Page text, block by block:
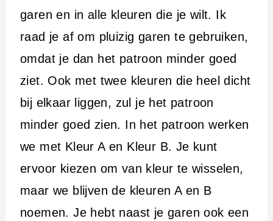
garen en in alle kleuren die je wilt. Ik
raad je af om pluizig garen te gebruiken,
omdat je dan het patroon minder goed
ziet. Ook met twee kleuren die heel dicht
bij elkaar liggen, zul je het patroon
minder goed zien. In het patroon werken
we met Kleur A en Kleur B. Je kunt
ervoor kiezen om van kleur te wisselen,
maar we blijven de kleuren A en B
noemen. Je hebt naast je garen ook een